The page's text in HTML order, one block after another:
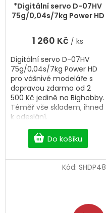
*Digitální servo D-07HV
75g/0,04s/7kg Power HD
1 260 Kč / ks
Do košíku
Digitální servo D-07HV
75g/0,04s/7kg Power HD
pro vášnivé modeláře s
dopravou zdarma od 2
500 Kč jedině na Bighobby.
Téměř vše skladem, ihned
k odeslání.
Kód: SHDP48